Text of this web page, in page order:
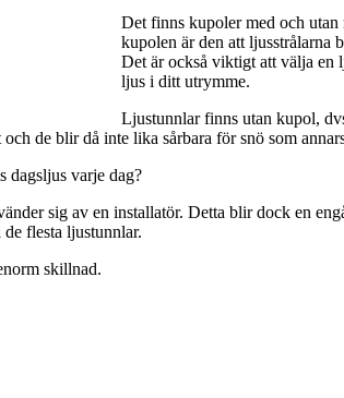
Det finns kupoler med och
kupolen är den att ljusstrålarna
Det är också viktigt att välja en
ljus i ditt utrymme.
Ljustunnlar finns utan kupol,
de blir då inte lika sårbara för snö som
dagsljus varje dag?
sig av en installatör. Detta blir dock en
flesta ljustunnlar.
skillnad.